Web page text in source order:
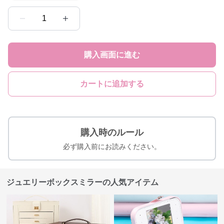
1
購入画面に進む
カートに追加する
購入時のルール
必ず購入前にお読みください。
ジュエリーボックスミラーの人気アイテム